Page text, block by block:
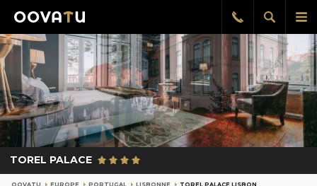
le
Afficher
la
Rappel
gratuit
TOREL PALACE
OOVATU EUROPE PORTUGAL LISBONNE TOREL PALACE LISBON